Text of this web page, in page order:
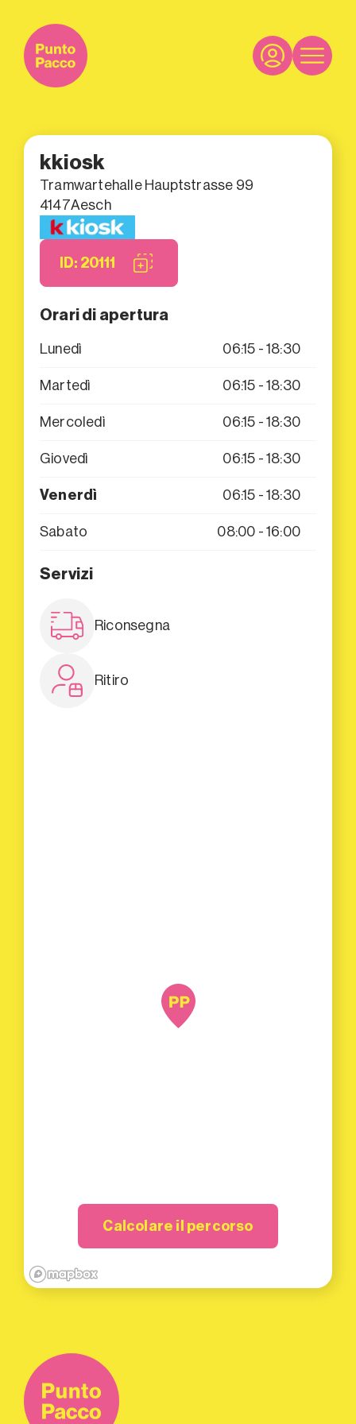
kkiosk
Tramwartehalle Hauptstrasse 99
4147Aesch
ID: 20111
Orari di apertura
Lunedì 06:15 - 18:30
Martedì 06:15 - 18:30
Mercoledì 06:15 - 18:30
Giovedì 06:15 - 18:30
Venerdì 06:15 - 18:30
Sabato 08:00 - 16:00
Servizi
Riconsegna
Ritiro
Calcolare il percorso